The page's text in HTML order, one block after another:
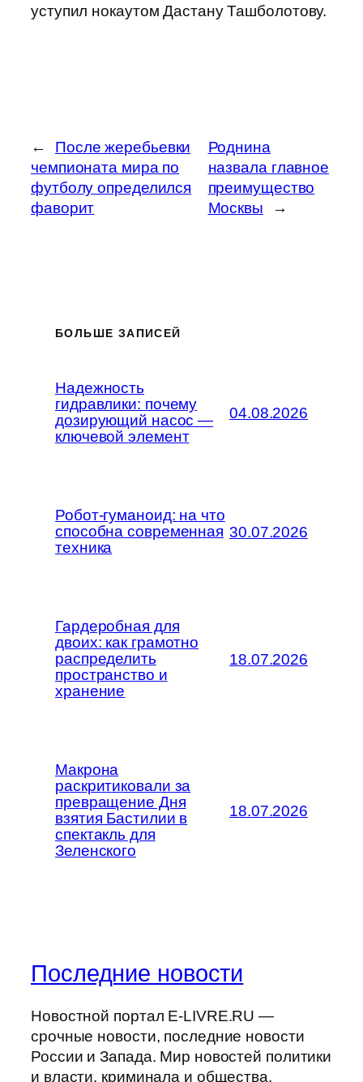
уступил нокаутом Дастану Ташболотову.
←
После жеребьевки
чемпионата мира по
футболу определился
фаворит
Роднина
назвала главное
преимущество
Москвы
→
БОЛЬШЕ ЗАПИСЕЙ
Надежность
гидравлики: почему
дозирующий насос —
ключевой элемент
04.08.2026
Робот-гуманоид: на что
способна современная
техника
30.07.2026
Гардеробная для
двоих: как грамотно
распределить
пространство и
хранение
18.07.2026
Макрона
раскритиковали за
превращение Дня
взятия Бастилии в
спектакль для
Зеленского
18.07.2026
Последние новости
Новостной портал E-LIVRE.RU —
срочные новости, последние новости
России и Запада. Мир новостей политики
и власти, криминала и общества,